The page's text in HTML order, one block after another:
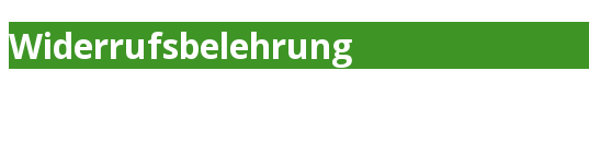
Widerrufsbelehrung